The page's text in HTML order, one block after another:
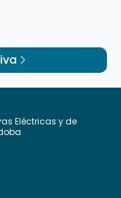
Eléctricas y de